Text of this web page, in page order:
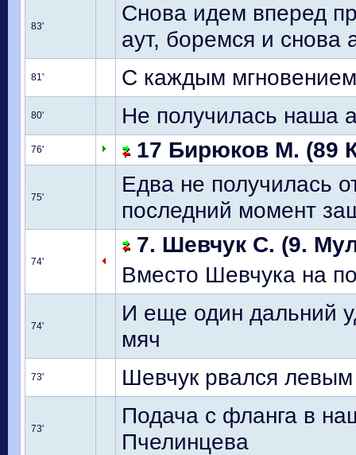
83'
Снова идем вперед
аут, боремся и снова
81' С каждым
80' Не получилась наша
76' 17 Бирюков М. (89
75'
Едва не получилась
последний момент
74'
7. Шевчук С. (9.
Вместо Шевчука на
74'
И еще один дальний
мяч
73' Шевчук рвался
73'
Подача с фланга в
Пчелинцева